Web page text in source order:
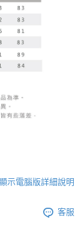
示電腦版詳細說明
客服